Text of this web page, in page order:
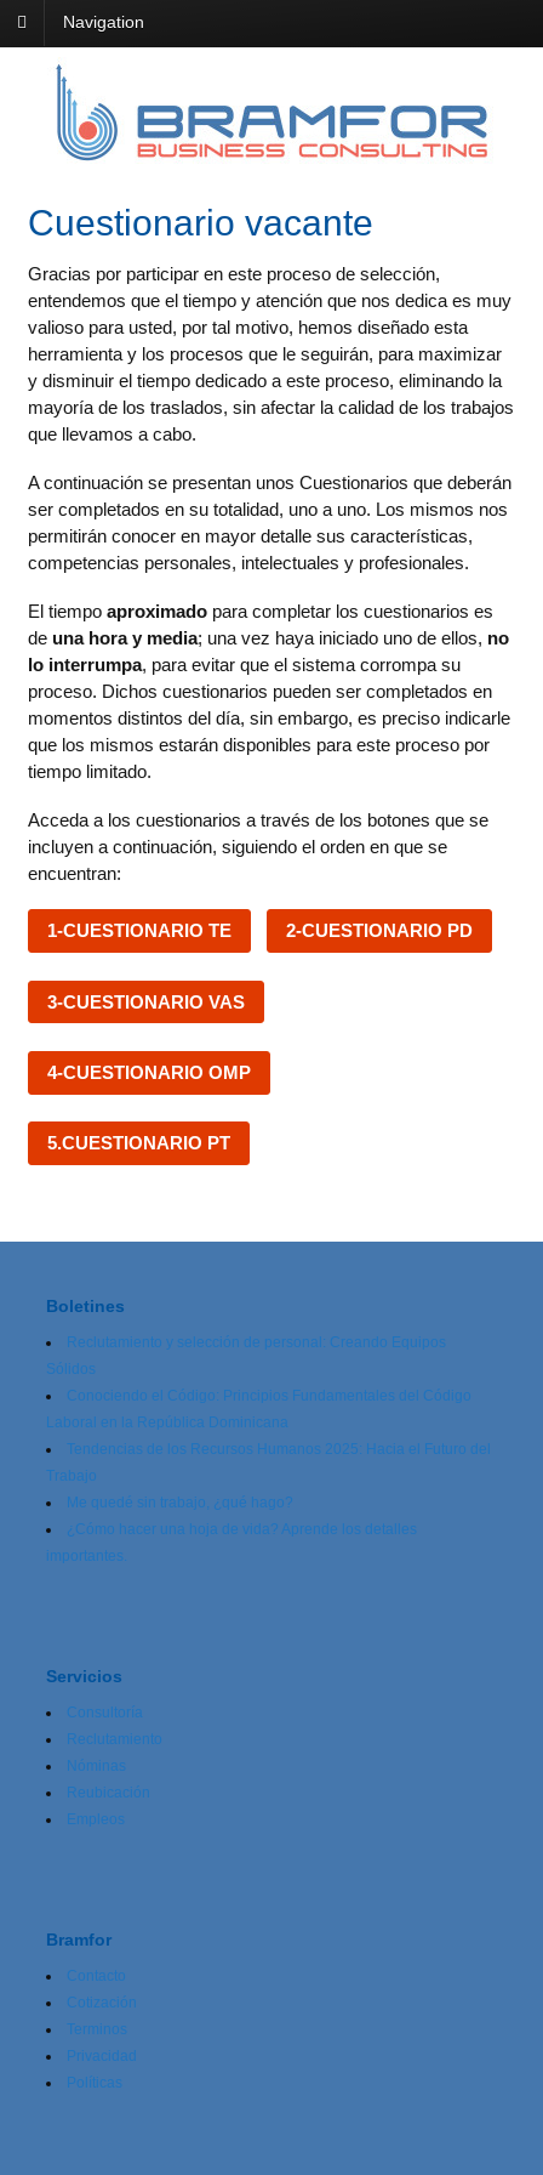
Navigation
Cuestionario vacante
Gracias por participar en este proceso de selección,
entendemos que el tiempo y atención que nos dedica es muy
valioso para usted, por tal motivo, hemos diseñado esta
herramienta y los procesos que le seguirán, para maximizar
y disminuir el tiempo dedicado a este proceso, eliminando la
mayoría de los traslados, sin afectar la calidad de los trabajos
que llevamos a cabo.
A continuación se presentan unos Cuestionarios que deberán
ser completados en su totalidad, uno a uno. Los mismos nos
permitirán conocer en mayor detalle sus características,
competencias personales, intelectuales y profesionales.
El tiempo aproximadopara completar los cuestionarios es
de una hora y media; una vez haya iniciado uno de ellos, no
lo interrumpa, para evitar que el sistema corrompa su
proceso. Dichos cuestionarios pueden ser completados en
momentos distintos del día, sin embargo, es preciso indicarle
que los mismos estarán disponibles para este proceso por
tiempo limitado.
Acceda a los cuestionarios a través de los botones que se
incluyen a continuación, siguiendo el orden en que se
encuentran:
1-CUESTIONARIO TE 2-CUESTIONARIO PD
3-CUESTIONARIO VAS
4-CUESTIONARIO OMP
5.CUESTIONARIO PT
Boletines
Reclutamiento y selección de personal: Creando Equipos
Sólidos
Conociendo el Código: Principios Fundamentales del Código
Laboral en la República Dominicana
Tendencias de los Recursos Humanos 2025: Hacia el Futuro del
Trabajo
Me quedé sin trabajo, ¿qué hago?
¿Cómo hacer una hoja de vida? Aprende los detalles
importantes.
Servicios
Consultoría
Reclutamiento
Nóminas
Reubicación
Empleos
Bramfor
Contacto
Cotización
Terminos
Privacidad
Políticas